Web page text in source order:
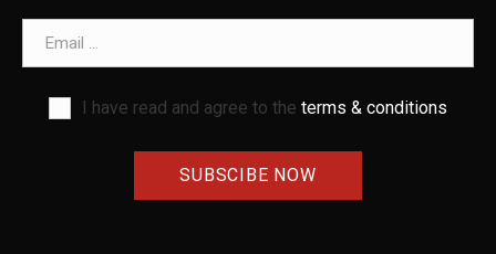
I have read and agree to the terms & conditions